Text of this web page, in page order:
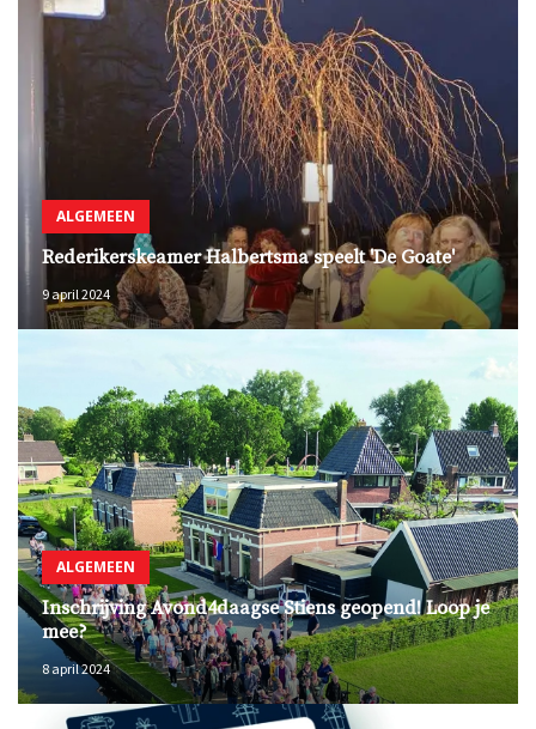
ALGEMEEN
Rederikerskeamer Halbertsma speelt 'De Goate'
9 april 2024
ALGEMEEN
Inschrijving Avond4daagse Stiens geopend! Loop je
mee?
8 april 2024